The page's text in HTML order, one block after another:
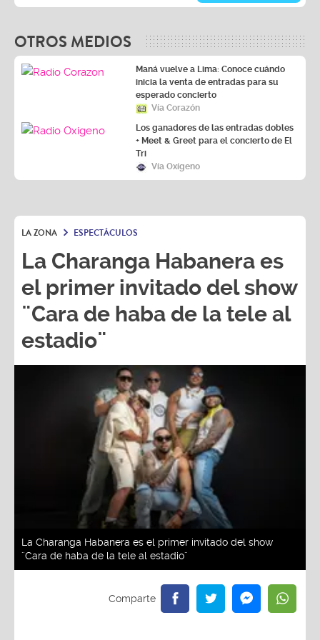
OTROS MEDIOS
Maná vuelve a Lima: Conoce cuándo
inicia la venta de entradas para su
esperado concierto
Vía Corazón
Los ganadores de las entradas dobles
+ Meet & Greet para el concierto de El
Tri
Vía Oxígeno
LA ZONA ESPECTÁCULOS
La Charanga Habanera es
el primer invitado del show
¨Cara de haba de la tele al
estadio¨
La Charanga Habanera es el primer invitado del show
¨Cara de haba de la tele al estadio¨